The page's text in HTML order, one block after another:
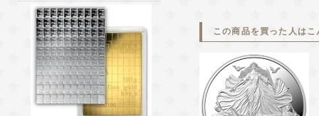
この商品を買った人は